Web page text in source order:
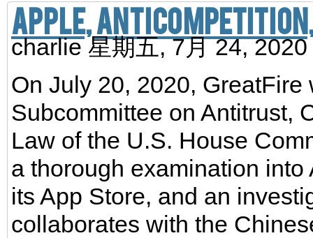
Apple,
charlie星期五, 7月 24, 2020
On July 20, 2020,
Subcommittee on Antitrust,
Law of the U.S. House
a thorough examination into
its App Store, and an
collaborates with the